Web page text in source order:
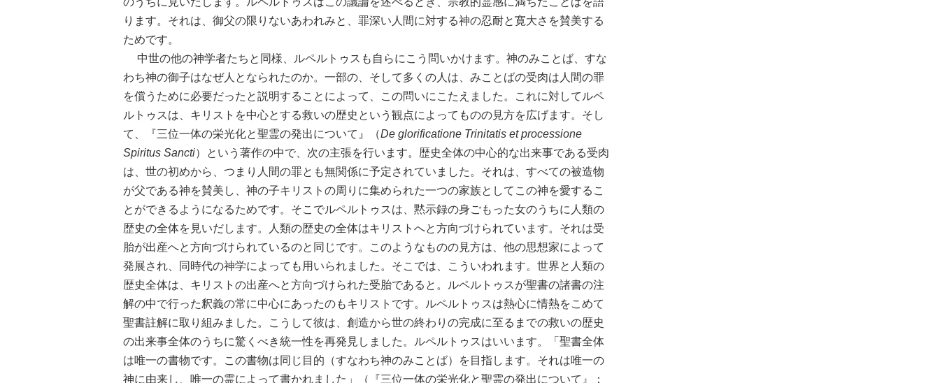
ります。それは、御父の限りないあわれみと、罪深い人間に対する神の忍耐と寛大さを賛美する
ためです。
中世の他の神学者たちと同様、ルペルトゥスも自らにこう問いかけます。神のみことば、すな
わち神の御子はなぜ人となられたのか。一部の、そして多くの人は、みことばの受肉は人間の罪
を償うために必要だったと説明することによって、この問いにこたえました。これに対してルペ
ルトゥスは、キリストを中心とする救いの歴史という観点によってものの見方を広げます。そし
て、『三位一体の栄光化と聖霊の発出について』（De glorificatione Trinitatis et processione
Spiritus Sancti）という著作の中で、次の主張を行います。歴史全体の中心的な出来事である受肉
は、世の初めから、つまり人間の罪とも無関係に予定されていました。それは、すべての被造物
が父である神を賛美し、神の子キリストの周りに集められた一つの家族としてこの神を愛するこ
とができるようになるためです。そこでルペルトゥスは、黙示録の身ごもった女のうちに人類の
歴史の全体を見いだします。人類の歴史の全体はキリストへと方向づけられています。それは受
胎が出産へと方向づけられているのと同じです。このようなものの見方は、他の思想家によって
発展され、同時代の神学によっても用いられました。そこでは、こういわれます。世界と人類の
歴史全体は、キリストの出産へと方向づけられた受胎であると。ルペルトゥスが聖書の諸書の注
解の中で行った釈義の常に中心にあったのもキリストです。ルペルトゥスは熱心に情熱をこめて
聖書註解に取り組みました。こうして彼は、創造から世の終わりの完成に至るまでの救いの歴史
の出来事全体のうちに驚くべき統一性を再発見しました。ルペルトゥスはいいます。「聖書全体
は唯一の書物です。この書物は同じ目的（すなわち神のみことば）を目指します。それは唯一の
神に由来し、唯一の霊によって書かれました」（『三位一体の栄光化と聖霊の発出について』：